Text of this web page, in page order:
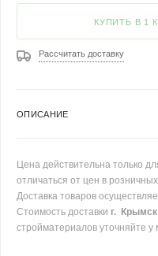
КУПИТЬ В 1
Рассчитать доставку
ОПИСАНИЕ
Цена действительна только
отличаться от цен в
Доставка товаров
Стоимость доставки г. Крымск
стройматериалов уточняйте